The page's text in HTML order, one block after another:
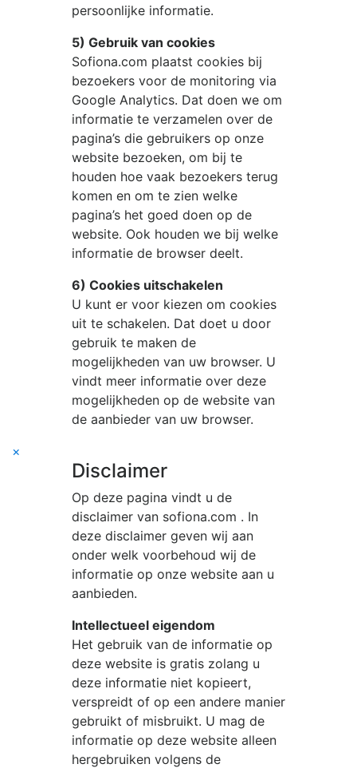
persoonlijke informatie.
5) Gebruik van cookies
Sofiona.com plaatst cookies bij
bezoekers voor de monitoring via
Google Analytics. Dat doen we om
informatie te verzamelen over de
pagina’s die gebruikers op onze
website bezoeken, om bij te
houden hoe vaak bezoekers terug
komen en om te zien welke
pagina’s het goed doen op de
website. Ook houden we bij welke
informatie de browser deelt.
6) Cookies uitschakelen
U kunt er voor kiezen om cookies
uit te schakelen. Dat doet u door
gebruik te maken de
mogelijkheden van uw browser. U
vindt meer informatie over deze
mogelijkheden op de website van
de aanbieder van uw browser.
×
Disclaimer
Op deze pagina vindt u de
disclaimer van sofiona.com . In
deze disclaimer geven wij aan
onder welk voorbehoud wij de
informatie op onze website aan u
aanbieden.
Intellectueel eigendom
Het gebruik van de informatie op
deze website is gratis zolang u
deze informatie niet kopieert,
verspreidt of op een andere manier
gebruikt of misbruikt. U mag de
informatie op deze website alleen
hergebruiken volgens de